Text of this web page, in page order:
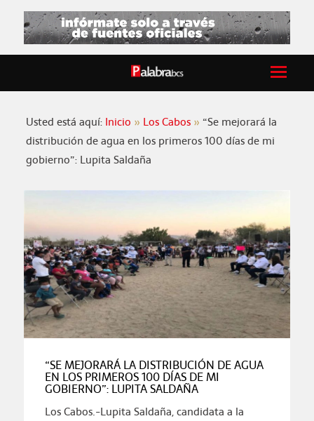
Usted está aquí: Inicio Los Cabos
“Se mejorará la
distribución de agua en los primeros 100 días de mi
gobierno”: Lupita Saldaña
“SE MEJORARÁ LA DISTRIBUCIÓN DE AGUA
EN LOS PRIMEROS 100 DÍAS DE MI
GOBIERNO”: LUPITA SALDAÑA
Los Cabos.-Lupita Saldaña, candidata a la